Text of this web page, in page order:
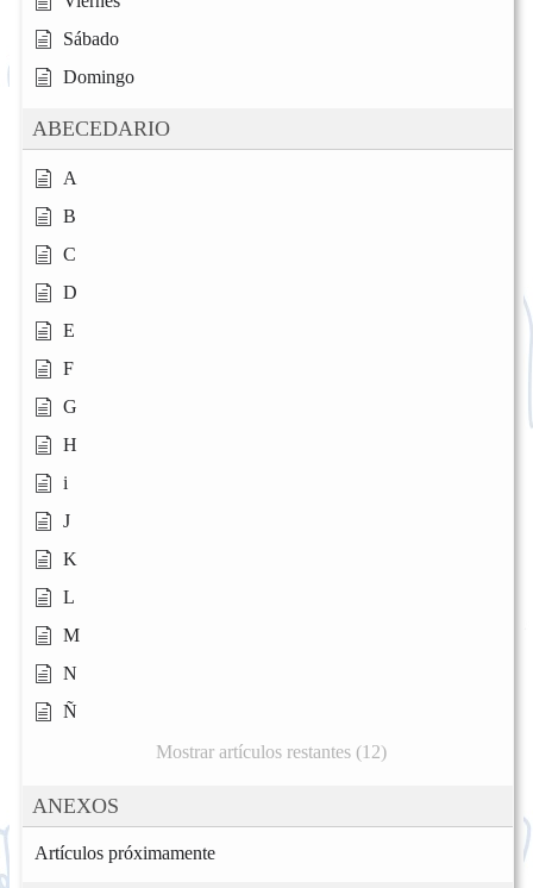
Sábado
Domingo
ABECEDARIO
A
B
C
D
E
F
G
H
i
J
K
L
M
N
Ñ
Mostrar artículos restantes (12)
ANEXOS
Artículos próximamente